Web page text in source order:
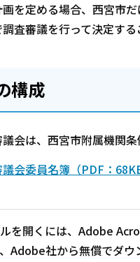
を定める場合、西宮市
査審議を行って決定する
構成
会は、西宮市附属機関
会委員名簿（PDF：68KB
を開くには、Adobe
Adobe社から無償でダウ